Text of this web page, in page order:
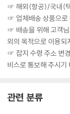
☞ 해외(항공)/국내(택
☞ 업체배송 상품으로
☞ 배송을 위해 고객님
외의 목적으로 이용되
☞ 잡지 수령 주소 변
비스로 통보해 주시기
관련 분류